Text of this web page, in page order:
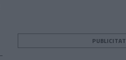
PUBLICITAT